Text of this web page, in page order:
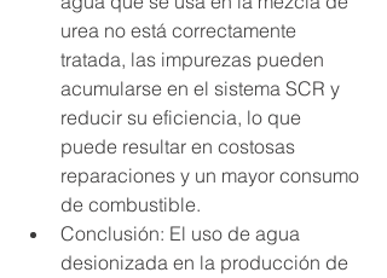
urea no está correctamente
tratada, las impurezas pueden
acumularse en el sistema SCR y
reducir su eficiencia, lo que
puede resultar en costosas
reparaciones y un mayor consumo
de combustible.
Conclusión: El uso de agua
desionizada en la producción de